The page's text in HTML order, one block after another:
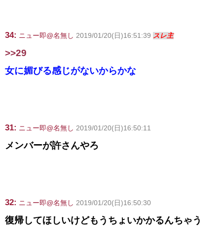
34: ニュー即@名無し 2019/01/20(日)16:51:39 スレ主
>>29
女に媚びる感じがないからかな
31: ニュー即@名無し 2019/01/20(日)16:50:11
メンバーが許さんやろ
32: ニュー即@名無し 2019/01/20(日)16:50:30
復帰してほしいけどもうちょいかかるんちゃう